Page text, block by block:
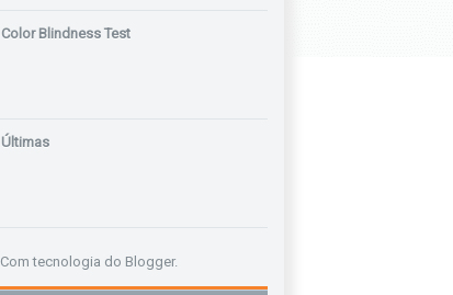
Color Blindness Test
Últimas
Com tecnologia do Blogger.